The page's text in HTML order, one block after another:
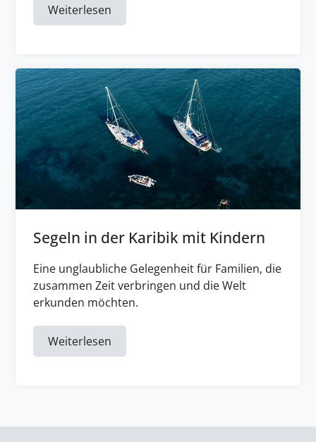
Weiterlesen
Segeln in der Karibik mit Kindern
Eine unglaubliche Gelegenheit für Familien, die
zusammen Zeit verbringen und die Welt
erkunden möchten.
Weiterlesen